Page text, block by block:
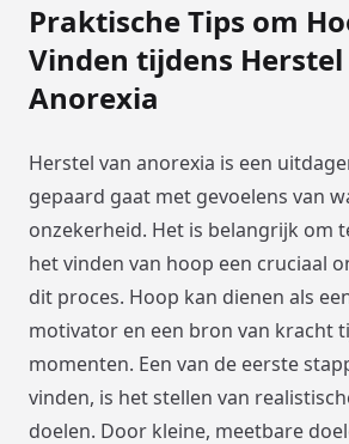
Praktische Tips om
Vinden tijdens
Anorexia
Herstel van anorexia is een
gepaard gaat met gevoelens van
onzekerheid. Het is belangrijk om
het vinden van hoop een cruciaal
dit proces. Hoop kan dienen als
motivator en een bron van kracht
momenten. Een van de eerste
vinden, is het stellen van
doelen. Door kleine, meetbare